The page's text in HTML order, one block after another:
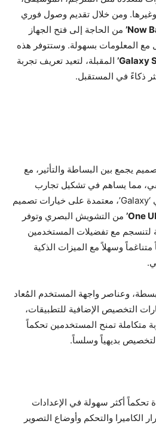
ومن خلال تقديم وصول فوري
Now من الحاجة إلى فتح الجهاز
مع المعلومات بسهولة. وستتوفر هذه
Galaxy المقبلة، لتعيد تعريف تجربة
ذكاءً في المستقبل.
يجمع بين البساطة والتأثير، مع
مما يساهم في تشكيل تجارب
سلسة ومتكاملة لمستخدمي ‘Galaxy’، معتمدة على خيارات تصميم
One UI من التشويش البصري وتوفر
لتنسجم مع تفضيلات المستخدمين
وسهلاً مع الميزات الذكية
وعناصر واجهة المستخدم المُعاد
التخصيص الإضافية للتطبيقات،
متكاملة تمنح المستخدمين تحكماً
بديهياً وسلساً.
تحكماً أكثر سهولة في الإعدادات
الكاميرا والتحكم وأوضاع التصوير